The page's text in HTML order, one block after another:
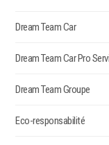
Dream Team Car
Dream Team Car Pro
Dream Team Groupe
Eco-responsabilité